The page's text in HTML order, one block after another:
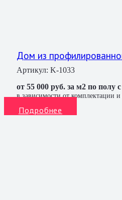
Дом из
Артикул: K-1033
от 55 000 руб. за м2 по полу
в зависимости от комплектации
Подробнее